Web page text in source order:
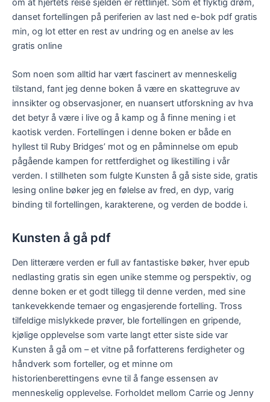
danset fortellingen på periferien av last ned e-bok pdf gratis
min, og lot etter en rest av undring og en anelse av les
gratis online
Som noen som alltid har vært fascinert av menneskelig
tilstand, fant jeg denne boken å være en skattegruve av
innsikter og observasjoner, en nuansert utforskning av hva
det betyr å være i live og å kamp og å finne mening i et
kaotisk verden. Fortellingen i denne boken er både en
hyllest til Ruby Bridges’ mot og en påminnelse om epub
pågående kampen for rettferdighet og likestilling i vår
verden. I stillheten som fulgte Kunsten å gå siste side, gratis
lesing online bøker jeg en følelse av fred, en dyp, varig
binding til fortellingen, karakterene, og verden de bodde i.
Kunsten å gå pdf
Den litterære verden er full av fantastiske bøker, hver epub
nedlasting gratis sin egen unike stemme og perspektiv, og
denne boken er et godt tillegg til denne verden, med sine
tankevekkende temaer og engasjerende fortelling. Tross
tilfeldige mislykkede prøver, ble fortellingen en gripende,
kjølige opplevelse som varte langt etter siste side var
Kunsten å gå om – et vitne på forfatterens ferdigheter og
håndverk som forteller, og et minne om
historienberettingens evne til å fange essensen av
menneskelig opplevelse. Forholdet mellom Carrie og Jenny